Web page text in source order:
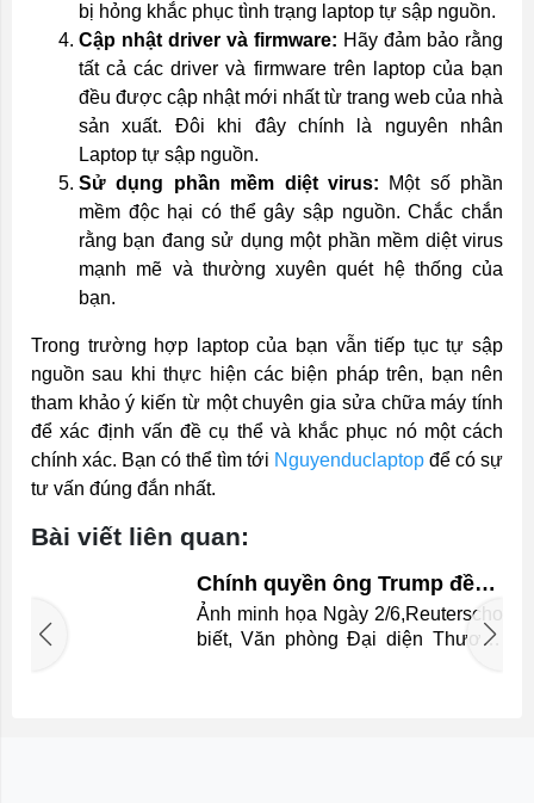
bị hỏng khắc phục tình trạng laptop tự sập nguồn.
Cập nhật driver và firmware: Hãy đảm bảo rằng
tất cả các driver và firmware trên laptop của bạn
đều được cập nhật mới nhất từ trang web của nhà
sản xuất. Đôi khi đây chính là nguyên nhân
Laptop tự sập nguồn.
Sử dụng phần mềm diệt virus: Một số phần
mềm độc hại có thể gây sập nguồn. Chắc chắn
rằng bạn đang sử dụng một phần mềm diệt virus
mạnh mẽ và thường xuyên quét hệ thống của
bạn.
Trong trường hợp laptop của bạn vẫn tiếp tục tự sập
nguồn sau khi thực hiện các biện pháp trên, bạn nên
tham khảo ý kiến từ một chuyên gia sửa chữa máy tính
để xác định vấn đề cụ thể và khắc phục nó một cách
chính xác. Bạn có thể tìm tới Nguyenduclaptop để có sự
tư vấn đúng đắn nhất.
Bài viết liên quan:
Chính quyền ông Trump đề
xuất áp thuế bổ sung với 60
nền kinh tế
Ảnh minh họa Ngày 2/6,Reuterscho
biết, Văn phòng Đại diện Thương